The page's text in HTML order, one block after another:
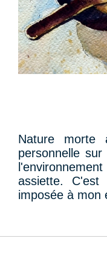
Nature morte
personnelle
assiette.
imposée à mon